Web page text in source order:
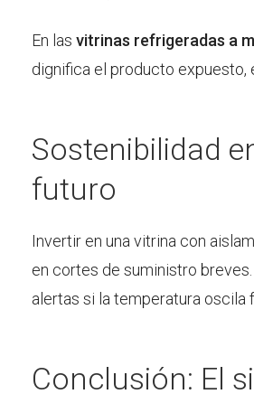
En las vitrinas refrigeradas a
dignifica el producto expuesto,
Sostenibilidad
futuro
Invertir en una vitrina con
en cortes de suministro
alertas si la temperatura oscila
Conclusión: El